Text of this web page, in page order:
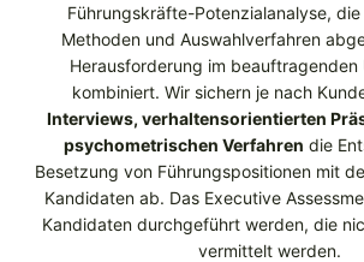
Führungskräfte-Potenzialanalyse,
Methoden und Auswahlverfahren
Herausforderung im beauftragenden
kombiniert. Wir sichern je nach
Interviews, verhaltens­orientierten
psychometrischen Verfahren die
Besetzung von Führungspositionen mit
Kandidaten ab. Das Executive
Kandidaten durchgeführt werden, die
vermittelt werden.